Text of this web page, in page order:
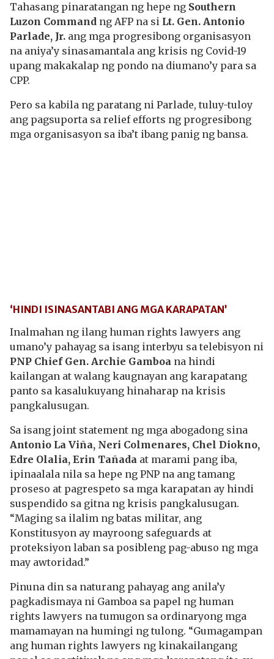
Tahasang pinaratangan ng hepe ng Southern
Luzon Command ng AFP na si Lt. Gen. Antonio
Parlade, Jr. ang mga progresibong organisasyon
na aniya’y sinasamantala ang krisis ng Covid-19
upang makakalap ng pondo na diumano’y para sa
CPP.
Pero sa kabila ng paratang ni Parlade, tuluy-tuloy
ang pagsuporta sa relief efforts ng progresibong
mga organisasyon sa iba’t ibang panig ng bansa.
‘HINDI ISINASANTABI ANG MGA KARAPATAN’
Inalmahan ng ilang human rights lawyers ang
umano’y pahayag sa isang interbyu sa telebisyon ni
PNP Chief Gen. Archie Gamboa na hindi
kailangan at walang kaugnayan ang karapatang
panto sa kasalukuyang hinaharap na krisis
pangkalusugan.
Sa isang joint statement ng mga abogadong sina
Antonio La Viña, Neri Colmenares, Chel Diokno,
Edre Olalia, Erin Tañada at marami pang iba,
ipinaalala nila sa hepe ng PNP na ang tamang
proseso at pagrespeto sa mga karapatan ay hindi
suspendido sa gitna ng krisis pangkalusugan.
“Maging sa ilalim ng batas militar, ang
Konstitusyon ay mayroong safeguards at
proteksiyon laban sa posibleng pag-abuso ng mga
may awtoridad.”
Pinuna din sa naturang pahayag ang anila’y
pagkadismaya ni Gamboa sa papel ng human
rights lawyers na tumugon sa ordinaryong mga
mamamayan na humingi ng tulong. “Gumagampan
ang human rights lawyers ng kinakailangang